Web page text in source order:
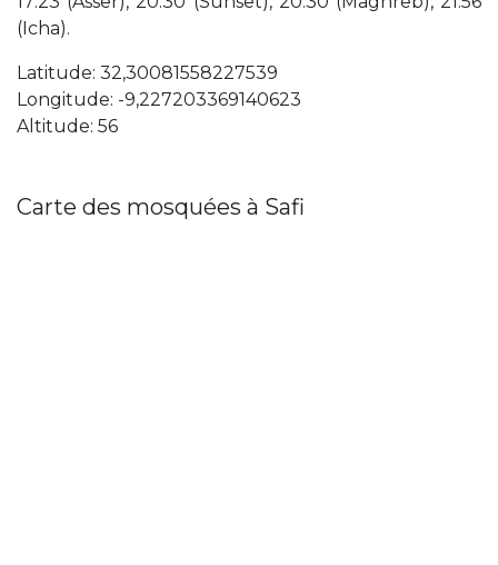
(Icha).
Latitude: 32,30081558227539
Longitude: -9,227203369140623
Altitude: 56
Carte des mosquées à Safi